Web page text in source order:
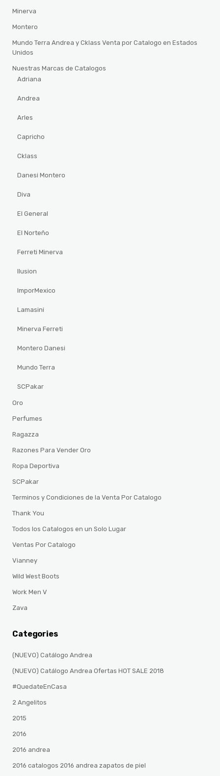
Minerva
Montero
Mundo Terra Andrea y Cklass Venta por Catalogo en Estados
Unidos
Nuestras Marcas de Catalogos
Adriana
Andrea
Arles
Capricho
Cklass
Danesi Montero
Diva
El General
El Norteño
Ferreti Minerva
Ilusion
ImporMexico
Lamasini
Minerva Ferreti
Montero Danesi
Mundo Terra
SCPakar
Oro
Perfumes
Ragazza
Razones Para Vender Oro
Ropa Deportiva
SCPakar
Terminos y Condiciones de la Venta Por Catalogo
Thank You
Todos los Catalogos en un Solo Lugar
Ventas Por Catalogo
Vianney
Wild West Boots
Work Men V
Zava
Categories
(NUEVO) Catálogo Andrea
(NUEVO) Catálogo Andrea Ofertas HOT SALE 2018
#QuedateEnCasa
2 Angelitos
2015
2016
2016 andrea
2016 catalogos 2016 andrea zapatos de piel